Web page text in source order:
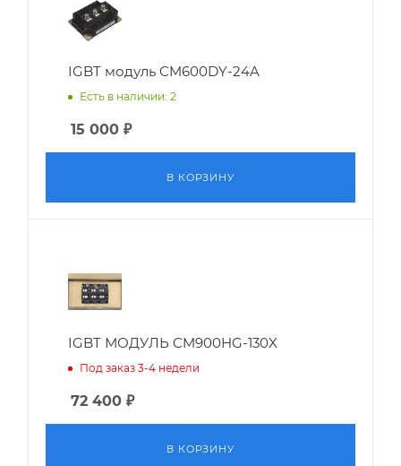
IGBT модуль CM600DY-24A
Есть в наличии: 2
15 000 ₽
В КОРЗИНУ
IGBT МОДУЛЬ CM900HG-130X
Под заказ 3-4 недели
72 400 ₽
В КОРЗИНУ